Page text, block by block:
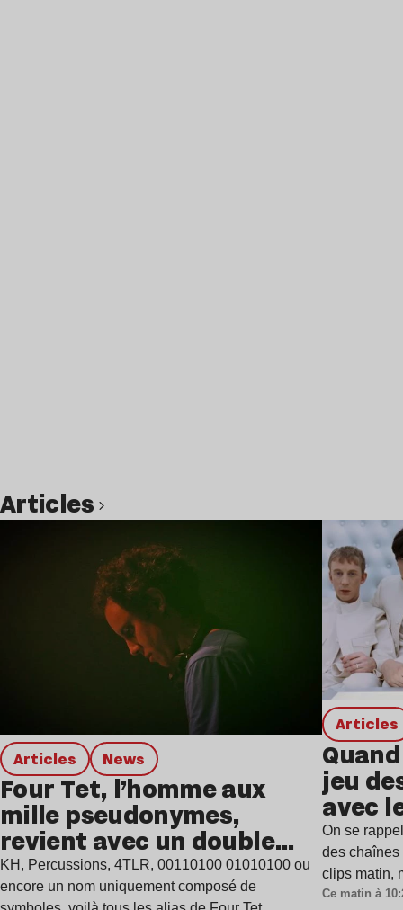
Articles
Articles news
Four Tet, l’homme aux
mille pseudonymes,
revient avec un double
single
KH, Percussions, 4TLR, 00110100 01010100 ou
encore un nom uniquement composé de
Articles
jeu
avec
On se
des
clips matin,
Ce matin à